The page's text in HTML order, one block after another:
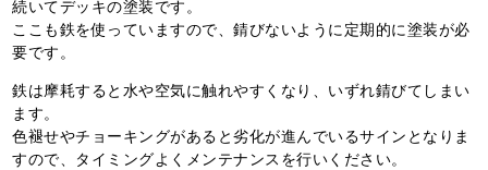
続いてデッキの塗装です。
ここも鉄を使っていますので、錆びないように定期的に塗装が必
要です。
鉄は摩耗すると水や空気に触れやすくなり、いずれ錆びてしまい
ます。
色褪せやチョーキングがあると劣化が進んでいるサインとなりま
すので、タイミングよくメンテナンスを行いください。